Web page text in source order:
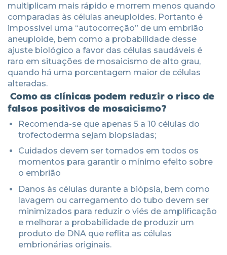
multiplicam mais rápido e morrem menos quando
comparadas às células aneuploides. Portanto é
impossível uma “autocorreção” de um embrião
aneuploide, bem como a probabilidade desse
ajuste biológico a favor das células saudáveis é
raro em situações de mosaicismo de alto grau,
quando há uma porcentagem maior de células
alteradas.
Como as clínicas podem reduzir o risco de
falsos positivos de mosaicismo?
Recomenda-se que apenas 5 a 10 células do
trofectoderma sejam biopsiadas;
Cuidados devem ser tomados em todos os
momentos para garantir o mínimo efeito sobre
o embrião
Danos às células durante a biópsia, bem como
lavagem ou carregamento do tubo devem ser
minimizados para reduzir o viés de amplificação
e melhorar a probabilidade de produzir um
produto de DNA que reflita as células
embrionárias originais.